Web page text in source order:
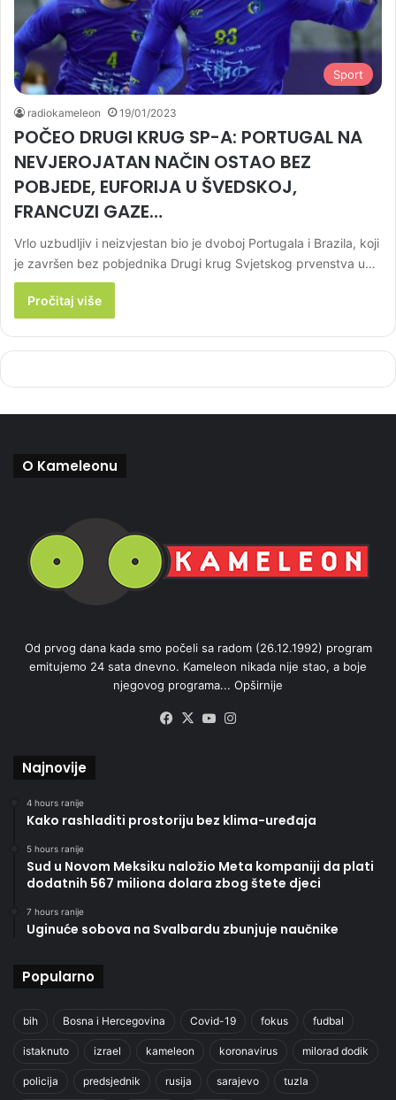
Sport
radiokameleon 19/01/2023
POČEO DRUGI KRUG SP-A: PORTUGAL NA
NEVJEROJATAN NAČIN OSTAO BEZ
POBJEDE, EUFORIJA U ŠVEDSKOJ,
FRANCUZI GAZE…
Vrlo uzbudljiv i neizvjestan bio je dvoboj Portugala i Brazila, koji
je završen bez pobjednika Drugi krug Svjetskog prvenstva u…
Pročitaj više
O Kameleonu
Od prvog dana kada smo počeli sa radom (26.12.1992) program
emitujemo 24 sata dnevno. Kameleon nikada nije stao, a boje
njegovog programa... Opširnije
Facebook
X YouTube
Najnovije
4 hours ranije
Kako rashladiti prostoriju bez klima-uređaja
5 hours ranije
Sud u Novom Meksiku naložio Meta kompaniji da plati
dodatnih 567 miliona dolara zbog štete djeci
7 hours ranije
Uginuće sobova na Svalbardu zbunjuje naučnike
Popularno
bih Bosna i Hercegovina Covid-19 fokus fudbal
istaknuto izrael kameleon koronavirus milorad dodik
policija predsjednik rusija sarajevo tuzla